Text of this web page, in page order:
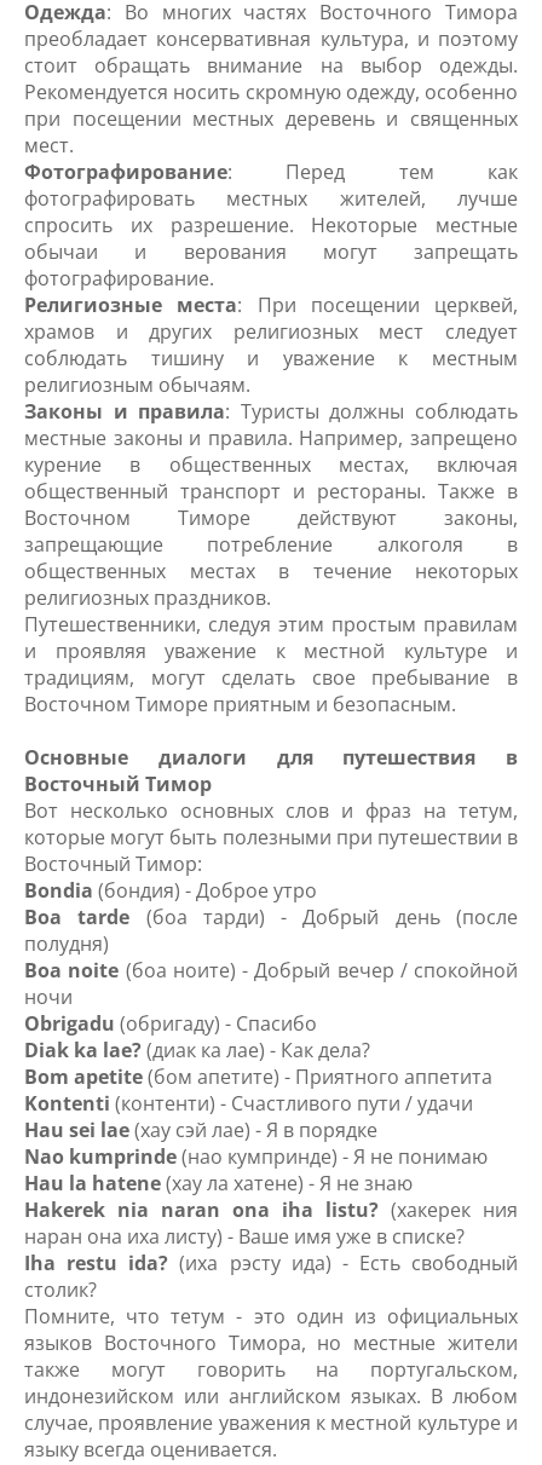
Одежда: Во многих частях Восточного Тимора
преобладает консервативная культура, и поэтому
стоит обращать внимание на выбор одежды.
Рекомендуется носить скромную одежду, особенно
при посещении местных деревень и священных
мест.
Фотографирование: Перед тем как
фотографировать местных жителей, лучше
спросить их разрешение. Некоторые местные
обычаи и верования могут запрещать
фотографирование.
Религиозные места: При посещении церквей,
храмов и других религиозных мест следует
соблюдать тишину и уважение к местным
религиозным обычаям.
Законы и правила: Туристы должны соблюдать
местные законы и правила. Например, запрещено
курение в общественных местах, включая
общественный транспорт и рестораны. Также в
Восточном Тиморе действуют законы,
запрещающие потребление алкоголя в
общественных местах в течение некоторых
религиозных праздников.
Путешественники, следуя этим простым правилам
и проявляя уважение к местной культуре и
традициям, могут сделать свое пребывание в
Восточном Тиморе приятным и безопасным.
Основные диалоги для путешествия в
Восточный Тимор
Вот несколько основных слов и фраз на тетум,
которые могут быть полезными при путешествии в
Восточный Тимор:
Bondia (бондия) - Доброе утро
Boa tarde (боа тарди) - Добрый день (после
полудня)
Boa noite (боа ноите) - Добрый вечер / спокойной
ночи
Obrigadu (обригаду) - Спасибо
Diak ka lae?(диак ка лае) - Как дела?
Bom apetite(бом апетите) - Приятного аппетита
Kontenti (контенти) - Счастливого пути / удачи
Hau sei lae(хау сэй лае) - Я в порядке
Nao kumprinde(нао кумпринде) - Я не понимаю
Hau la hatene(хау ла хатене) - Я не знаю
Hakerek nia naran ona iha listu? (хакерек ния
наран она иха листу) - Ваше имя уже в списке?
Iha restu ida? (иха рэсту ида) - Есть свободный
столик?
Помните, что тетум - это один из официальных
языков Восточного Тимора, но местные жители
также могут говорить на португальском,
индонезийском или английском языках. В любом
случае, проявление уважения к местной культуре и
языку всегда оценивается.